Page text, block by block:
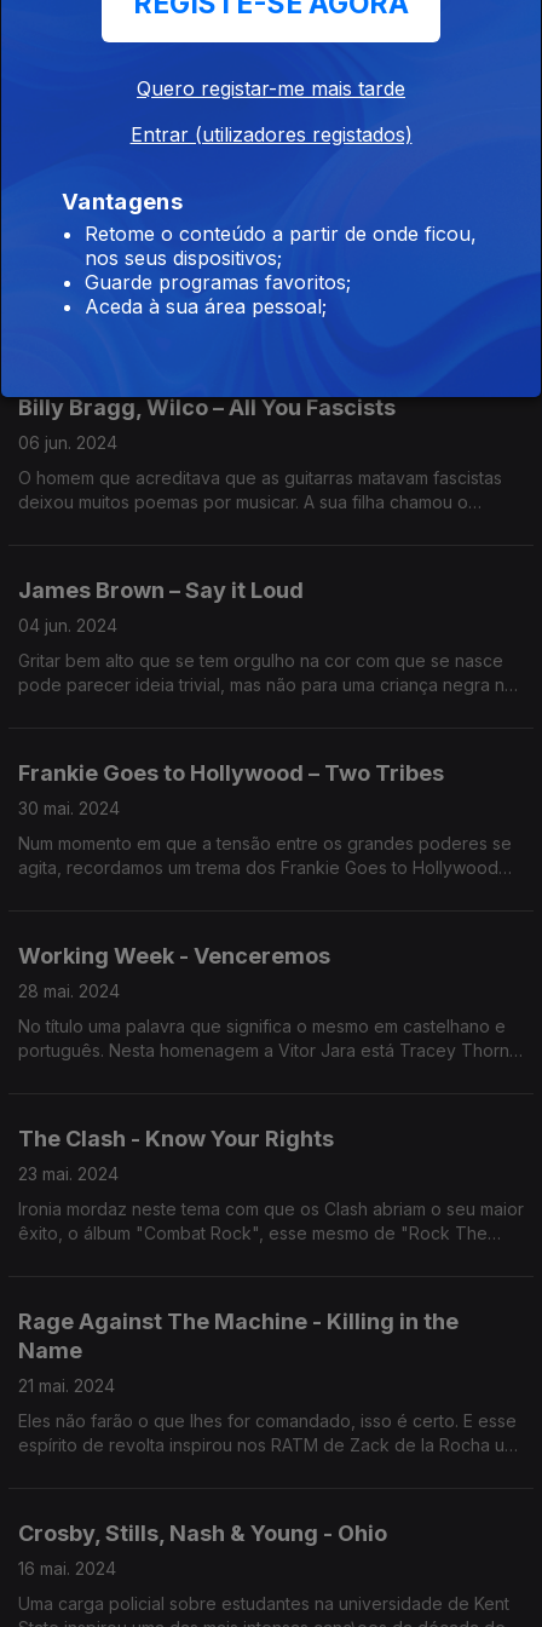
Pop Dell’Arte – Juramento sem Bandeira
Abril, João Peste dos Pop Dell'Arte e Adolfo Luxúria Canibal
essa liberdade.
Manu Chao - Clandestino
11 jun. 2024
Com a imigração na ordem do dia, recordar a obra-prima de
Manu Chao é oportuno: o cantor espanhol criado em França,
Billy Bragg, Wilco – All You Fascists
06 jun. 2024
O homem que acreditava que as guitarras matavam fascistas
deixou muitos poemas por musicar. A sua filha chamou o
James Brown – Say it Loud
04 jun. 2024
Gritar bem alto que se tem orgulho na cor com que se nasce
pode parecer ideia trivial, mas não para uma criança negra na
Frankie Goes to Hollywood – Two Tribes
30 mai. 2024
Num momento em que a tensão entre os grandes poderes se
agita, recordamos um trema dos Frankie Goes to Hollywood
Working Week - Venceremos
28 mai. 2024
No título uma palavra que significa o mesmo em castelhano e
português. Nesta homenagem a Vitor Jara está Tracey Thorn
The Clash - Know Your Rights
23 mai. 2024
Ironia mordaz neste tema com que os Clash abriam o seu maior
êxito, o álbum "Combat Rock", esse mesmo de "Rock The
Rage Against The Machine - Killing in the
Name
21 mai. 2024
Eles não farão o que lhes for comandado, isso é certo. E esse
espírito de revolta inspirou nos RATM de Zack de la Rocha um
Crosby, Stills, Nash & Young - Ohio
16 mai. 2024
Uma carga policial sobre estudantes na universidade de Kent
Quero registar-me mais tarde
Entrar (utilizadores registados)
Vantagens
Retome o conteúdo a partir de onde ficou,
nos seus dispositivos;
Guarde programas favoritos;
Aceda à sua área pessoal;